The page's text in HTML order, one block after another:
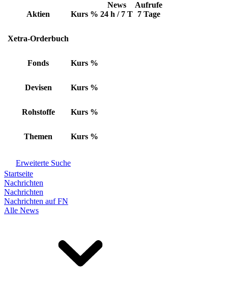
Aktien Kurs %
News
24 h / 7 T
Aufrufe
7 Tage
Xetra-Orderbuch
Fonds Kurs %
Devisen Kurs %
Rohstoffe Kurs %
Themen Kurs %
Erweiterte Suche
Startseite
Nachrichten
Nachrichten
Nachrichten auf FN
Alle News